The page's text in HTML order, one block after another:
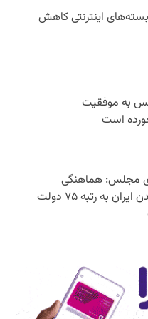
اینترنتی کاهش
به موفقیت
است
مجلس: هماهنگی
نهادی شرط رسیدن ایران به رتبه ۷۵ دولت